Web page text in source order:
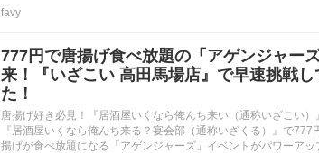
favy
777円で唐揚げ食べ放題の「アゲンジャー
来！『いざこい 高田馬場店』で早速挑戦し
た！
唐揚げ好き必見！『居酒屋いくなら俺んち来い（通称いざこい）
『居酒屋いくなら俺んち来る？宴会部（通称いざくる）』で777
揚げが食べ放題になる「アゲンジャーズ」イベントがパワーアッ